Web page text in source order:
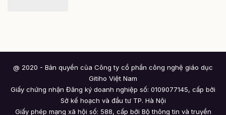
@ 2020 - Bản quyền của Công ty cổ phần công nghệ giáo dục
Gitiho Việt Nam
Giấy chứng nhận Đăng ký doanh nghiệp số: 0109077145, cấp bởi
Sở kế hoạch và đầu tư TP. Hà Nội
Giấy phép mạng xã hội số: 588, cấp bởi Bộ thông tin và truyền